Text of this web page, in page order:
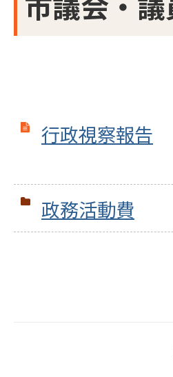
行政視察報告
政務活動費